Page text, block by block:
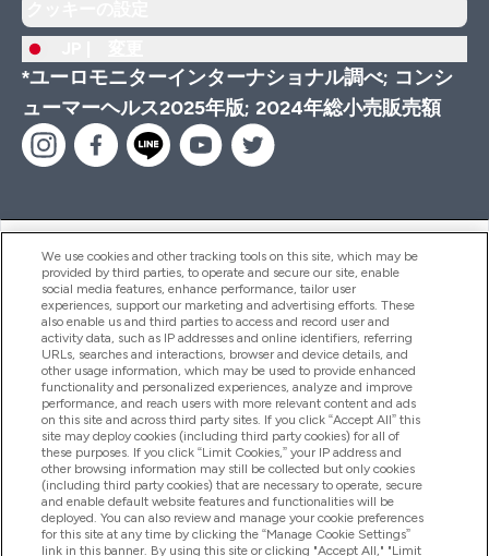
*ユーロモニターインターナショナル調べ; コンシ
ューマーヘルス2025年版; 2024年総小売販売額
ヘルプ＆ガイド
商品について
会社概要
特典＆ポイント
2026 The Hut.com Ltd
We use cookies and other tracking tools on this site, which may be
provided by third parties, to operate and secure our site, enable
social media features, enhance performance, tailor user
experiences, support our marketing and advertising efforts. These
also enable us and third parties to access and record user and
activity data, such as IP addresses and online identifiers, referring
URLs, searches and interactions, browser and device details, and
other usage information, which may be used to provide enhanced
functionality and personalized experiences, analyze and improve
performance, and reach users with more relevant content and ads
on this site and across third party sites. If you click “Accept All” this
site may deploy cookies (including third party cookies) for all of
these purposes. If you click “Limit Cookies,” your IP address and
other browsing information may still be collected but only cookies
(including third party cookies) that are necessary to operate, secure
and enable default website features and functionalities will be
deployed. You can also review and manage your cookie preferences
for this site at any time by clicking the “Manage Cookie Settings”
link in this banner. By using this site or clicking "Accept All," "Limit